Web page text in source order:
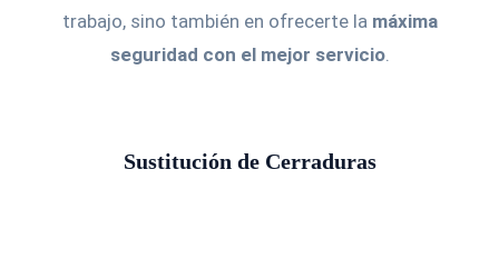
trabajo, sino también en ofrecerte la máxima
seguridad con el mejor servicio.
Sustitución de Cerraduras